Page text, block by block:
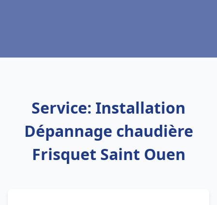
Service: Installation
Dépannage chaudière
Frisquet Saint Ouen